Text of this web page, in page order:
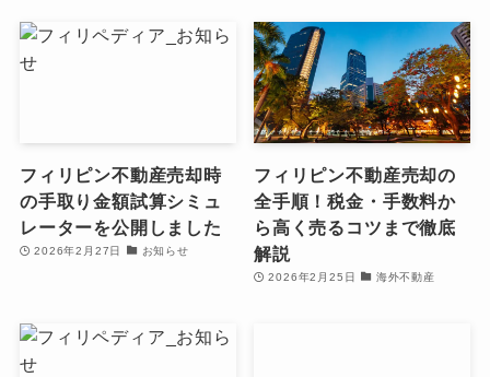
フィリピン不動産売却時
の手取り金額試算シミュ
レーターを公開しました
2026年2月27日 お知らせ
フィリピン不動産売却の
全手順！税金・手数料か
ら高く売るコツまで徹底
解説
2026年2月25日 海外不動産